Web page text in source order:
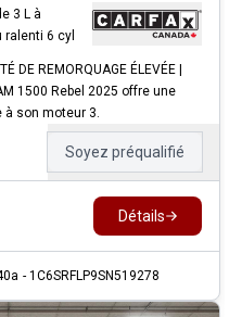
3 L à
6 cyl
DE REMORQUAGE ÉLEVÉE |
1500 Rebel 2025 offre une
son moteur 3.
Soyez préqualifié
Détails
- 1C6SRFLP9SN519278